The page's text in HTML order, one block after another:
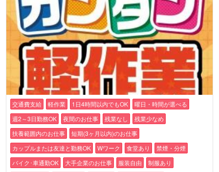
交通費支給 軽作業 1日4時間以内でもOK
曜日・時間が選べる
週2～3日勤務OK
夜間のお仕事 残業なし
残業少なめ
扶養範囲内のお仕事
短期(3ヶ月以内)のお仕事
カップルまたは友達と勤務OK
Wワーク 食堂あり
禁煙・分煙
バイク･車通勤OK
大手企業のお仕事 服装自由
制服あり